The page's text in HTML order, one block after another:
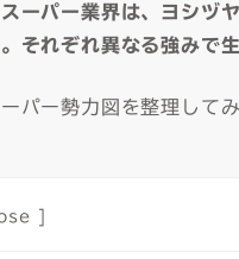
ーパー業界は、ヨシヅ
それぞれ異なる強みで
パー勢力図を整理してみ
]